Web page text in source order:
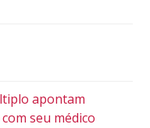
apontam
seu médico